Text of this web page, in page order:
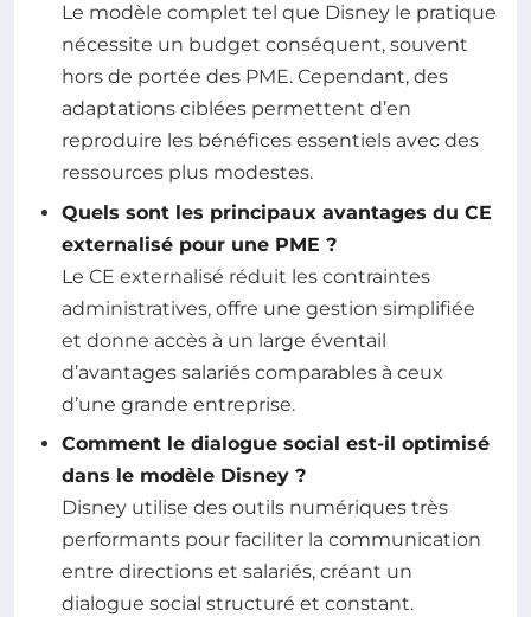
Le modèle complet tel que Disney le pratique
nécessite un budget conséquent, souvent
hors de portée des PME. Cependant, des
adaptations ciblées permettent d’en
reproduire les bénéfices essentiels avec des
ressources plus modestes.
Quels sont les principaux avantages du CE
externalisé pour une PME ?
Le CE externalisé réduit les contraintes
administratives, offre une gestion simplifiée
et donne accès à un large éventail
d’avantages salariés comparables à ceux
d’une grande entreprise.
Comment le dialogue social est-il optimisé
dans le modèle Disney ?
Disney utilise des outils numériques très
performants pour faciliter la communication
entre directions et salariés, créant un
dialogue social structuré et constant.